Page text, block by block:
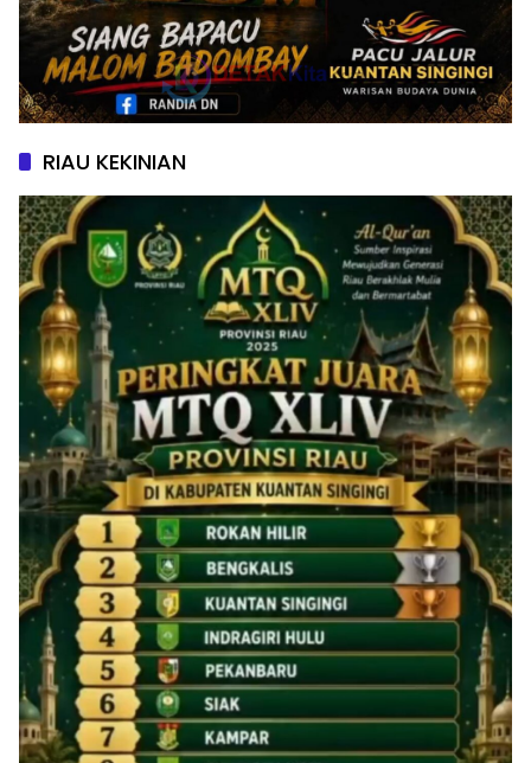
RIAU KEKINIAN